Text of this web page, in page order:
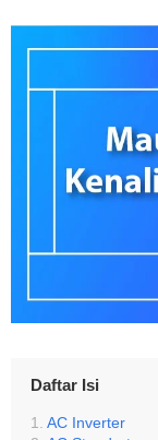
Daftar Isi
AC Inverter